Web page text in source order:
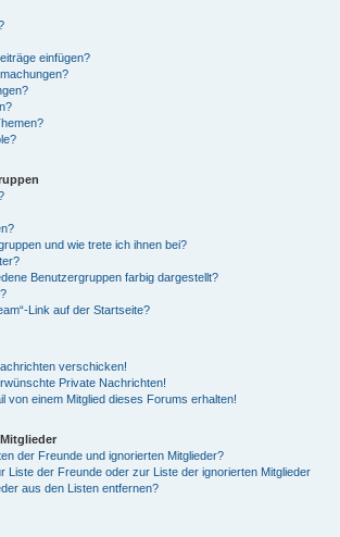
einfügen?
und wie trete ich ihnen bei?
Benutzergruppen farbig dargestellt?
Link auf der Startseite?
verschicken!
Private Nachrichten!
von einem Mitglied dieses Forums erhalten!
der Freunde und ignorierten Mitglieder?
Liste der Freunde oder zur Liste der ignorierten Mitglieder
aus den Listen entfernen?